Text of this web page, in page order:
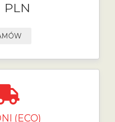
PLN
(ECO)